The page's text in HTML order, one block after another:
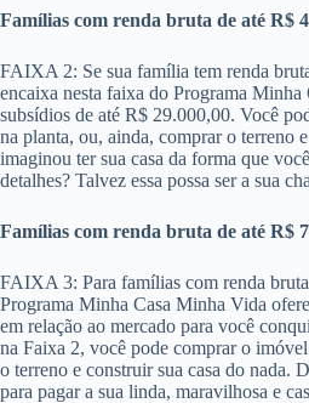
Famílias com renda bruta de até R$
FAIXA 2: Se sua família tem renda
encaixa nesta faixa do Programa
subsídios de até R$ 29.000,00. Você
na planta, ou, ainda, comprar o terreno
imaginou ter sua casa da forma que
detalhes? Talvez essa possa ser a sua
Famílias com renda bruta de até R$
FAIXA 3: Para famílias com renda
Programa Minha Casa Minha Vida
em relação ao mercado para você
na Faixa 2, você pode comprar o
o terreno e construir sua casa do nada.
para pagar a sua linda, maravilhosa e